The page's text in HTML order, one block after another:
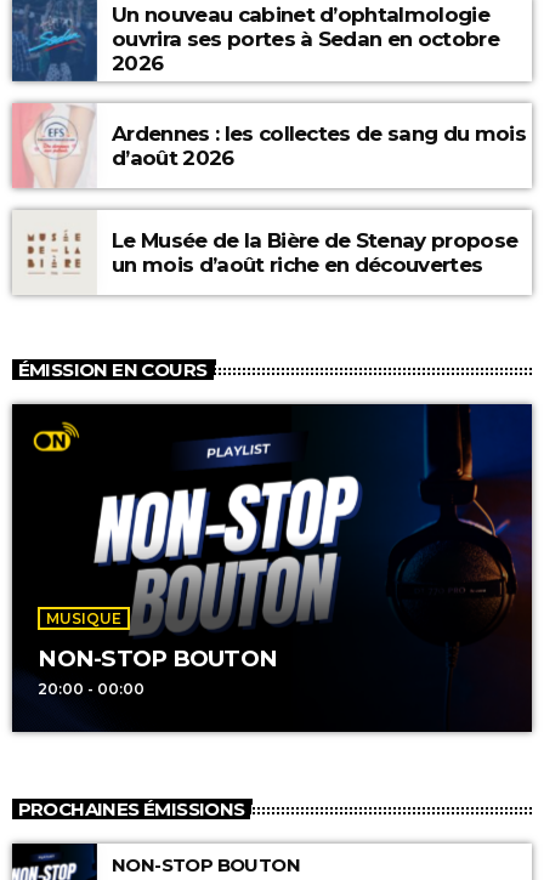
Un nouveau cabinet d’ophtalmologie
ouvrira ses portes à Sedan en octobre
2026
Ardennes : les collectes de sang du mois
d’août 2026
Le Musée de la Bière de Stenay propose
un mois d’août riche en découvertes
ÉMISSION EN COURS
MUSIQUE
NON-STOP BOUTON
20:00 - 00:00
PROCHAINES ÉMISSIONS
NON-STOP BOUTON